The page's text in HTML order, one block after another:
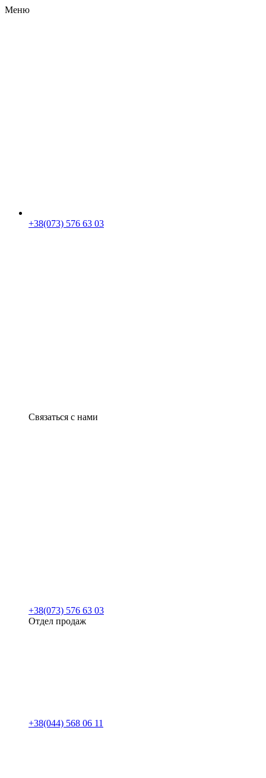
Меню
+38(073) 576 63 03
Связаться с нами
+38(073) 576 63 03
Отдел продаж
+38(044) 568 06 11